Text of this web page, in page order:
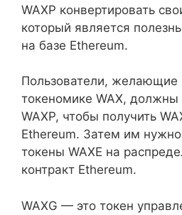
WAXP конвертировать
который является
на базе Ethereum.
Пользователи, желающие
токеномике WAX,
WAXP, чтобы получить
Ethereum. Затем им нужно
токены WAXE на
контракт Ethereum.
WAXG — это токен